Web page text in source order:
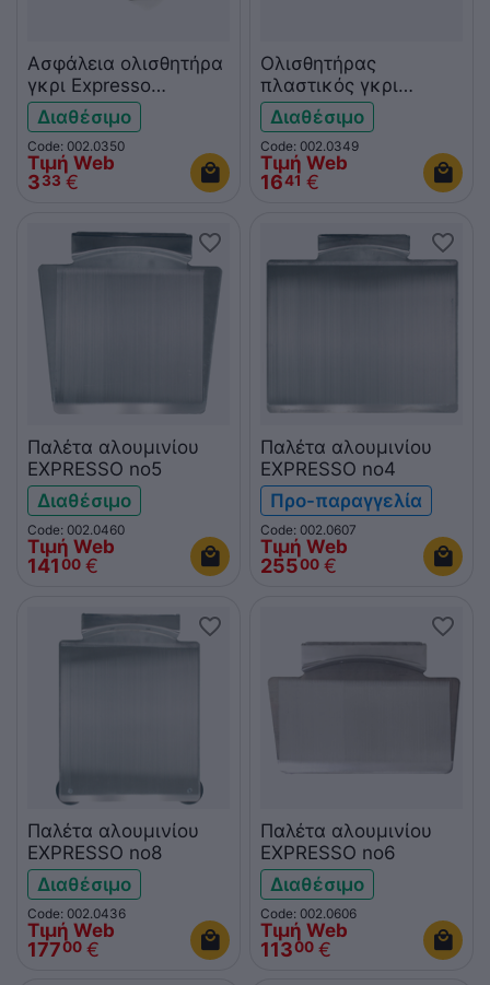
Ασφάλεια ολισθητήρα
γκρι Expresso
3001021878
Διαθέσιμο
Code: 002.0350
Τιμή Web
333 €
Ολισθητήρας
πλαστικός γκρι
Expresso 3001021014
Διαθέσιμο
Code: 002.0349
Τιμή Web
1641 €
Παλέτα αλουμινίου
EXPRESSO no5
Διαθέσιμο
Code: 002.0460
Τιμή Web
14100 €
Παλέτα αλουμινίου
EXPRESSO no4
Προ-παραγγελία
Code: 002.0607
Τιμή Web
25500 €
Παλέτα αλουμινίου
EXPRESSO no8
Διαθέσιμο
Code: 002.0436
Τιμή Web
17700 €
Παλέτα αλουμινίου
EXPRESSO no6
Διαθέσιμο
Code: 002.0606
Τιμή Web
11300 €